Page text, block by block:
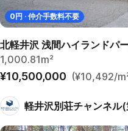
0円 · 仲介手数料不要
北軽井沢 浅間ハイランドパ
1,000.81m²
¥10,500,000 (¥10,492/
軽井沢別荘チャンネル